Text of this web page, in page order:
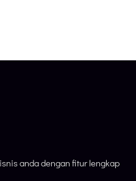
anda dengan fitur lengkap